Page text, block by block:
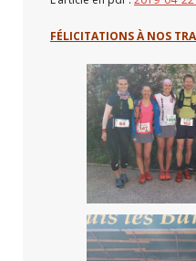
FÉLICITATIONS À NOS